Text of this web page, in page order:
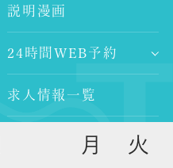
-院長ブログ
説明漫画
24時間WEB予約
求人情報一覧
-歯科衛生士求人